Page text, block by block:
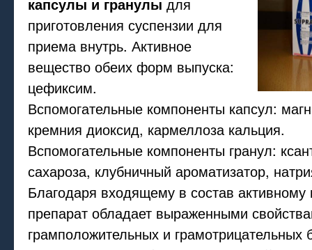
приготовления суспензии для
приема внутрь. Активное
вещество обеих форм выпуска:
цефиксим.
Вспомогательные компоненты капсул:
кремния диоксид, кармеллоза кальция.
Вспомогательные компоненты гранул:
сахароза, клубничный ароматизатор,
Благодаря входящему в состав активному
препарат обладает выраженными
грамположительных и грамотрицательных